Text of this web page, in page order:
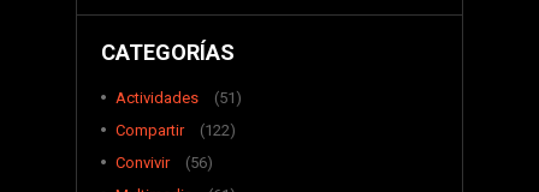
CATEGORÍAS
Actividades
(51)
Compartir
(122)
Convivir
(56)